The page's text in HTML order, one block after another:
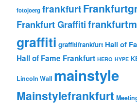
fotojoerg frankfurt
Frankfurt Graffiti
graffiti graffitifrankfurt Hall of
Hall of Fame Frankfurt HERO HYPE
Lincoln Wall mainstyle
Mainstylefrankfurt